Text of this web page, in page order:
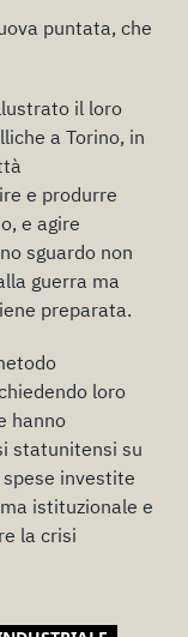
puntata, che
il loro
a Torino, in
e produrre
e agire
sguardo non
guerra ma
preparata.
loro
hanno
statunitensi su
investite
istituzionale e
la crisi